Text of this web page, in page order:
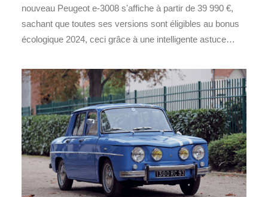
nouveau Peugeot e-3008 s'affiche à partir de 39 990 €,
sachant que toutes ses versions sont éligibles au bonus
écologique 2024, ceci grâce à une intelligente astuce…